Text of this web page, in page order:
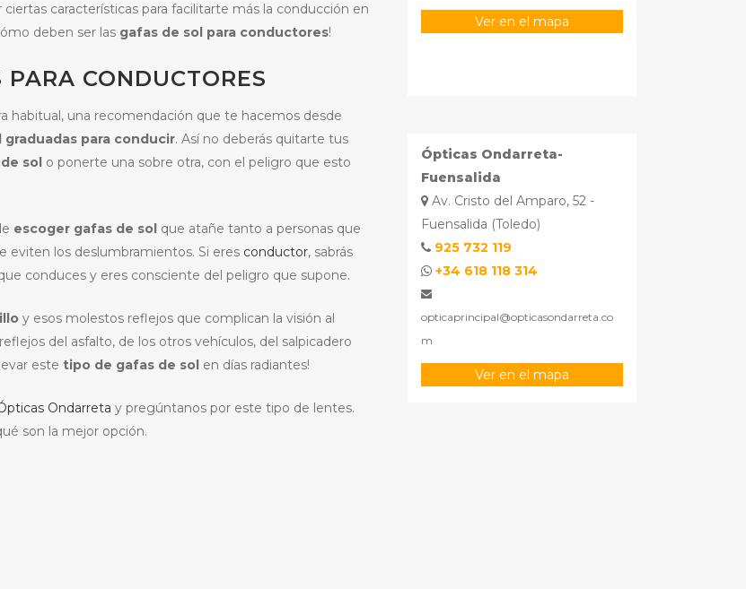
características para facilitarte más la conducción en
deben ser las gafas de sol para conductores!
CONDUCTORES
habitual, una recomendación que te hacemos desde
graduadas para conducir. Así no deberás quitarte tus
sol o ponerte una sobre otra, con el peligro que esto
escoger gafas de sol que atañe tanto a personas que
eviten los deslumbramientos. Si eres conductor, sabrás
conduces y eres consciente del peligro que supone.
y esos molestos reflejos que complican la visión al
del asfalto, de los otros vehículos, del salpicadero
este tipo de gafas de sol en días radiantes!
Ondarreta y pregúntanos por este tipo de lentes.
son la mejor opción.
Ver en el mapa
Ópticas Ondarreta-
Fuensalida
Av. Cristo del Amparo, 52 -
Fuensalida (Toledo)
925 732 119
+34 618 118 314
opticaprincipal@opticasondarreta.co
m
Ver en el mapa